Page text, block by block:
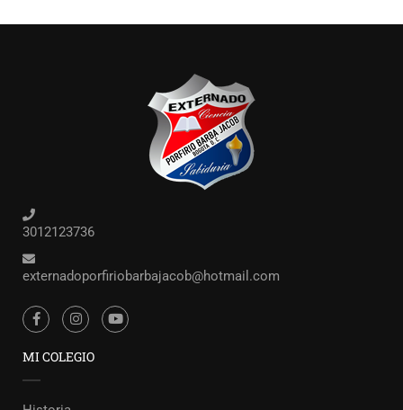
3012123736
externadoporfiriobarbajacob@hotmail.com
MI COLEGIO